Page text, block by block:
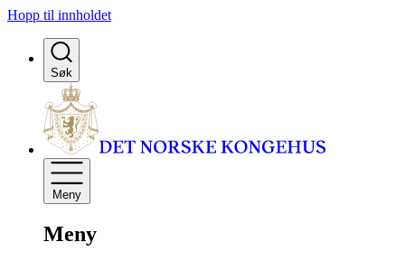
Hopp til innholdet
Søk
Meny
Meny